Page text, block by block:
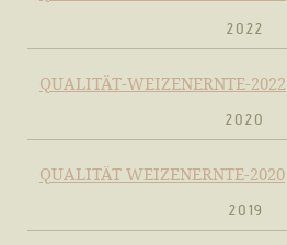
2022
QUALITÄT-WEIZENERNTE-2022
2020
QUALITÄT WEIZENERNTE-2020
2019